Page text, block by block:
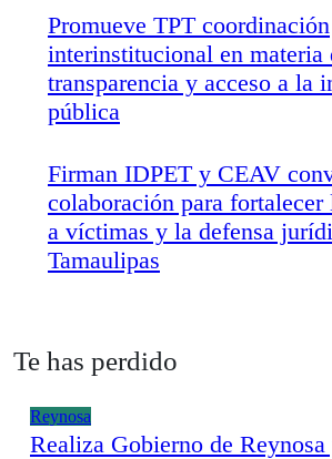
Promueve TPT coordinación
interinstitucional en materia
transparencia y acceso a la
pública
Firman IDPET y CEAV
colaboración para fortalecer
a víctimas y la defensa
Tamaulipas
Te has perdido
Reynosa
Realiza Gobierno de Reynosa